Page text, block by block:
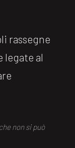
rassegne
al
non si può